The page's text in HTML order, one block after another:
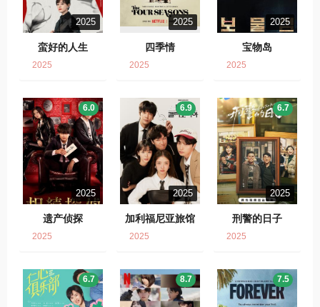
2025
蛮好的人生
2025
2025
四季情
2025
2025
宝物岛
2025
2025
遗产侦探
6.0
2025
2025
加利福尼亚旅馆
6.9
2025
2025
刑警的日子
6.7
2025
6.7 8.7 7.5